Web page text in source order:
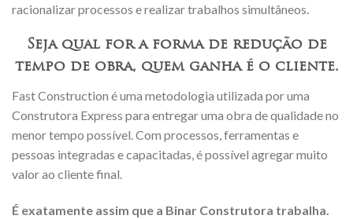
racionalizar processos e realizar trabalhos simultâneos.
Seja qual for a forma de redução de
tempo de obra, quem ganha é o cliente.
Fast Construction é uma metodologia utilizada por uma
Construtora Express para entregar uma obra de qualidade no
menor tempo possível. Com processos, ferramentas e
pessoas integradas e capacitadas, é possível agregar muito
valor ao cliente final.
É exatamente assim que a Binar Construtora trabalha.